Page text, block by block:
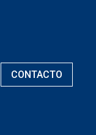
CONTACTO